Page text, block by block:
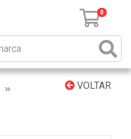
0
VOLTAR